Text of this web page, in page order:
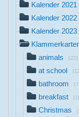
Kalender 2021
Kalender 2022
Kalender 2023
animals (22)
at school
bathroom
breakfast
Christmas